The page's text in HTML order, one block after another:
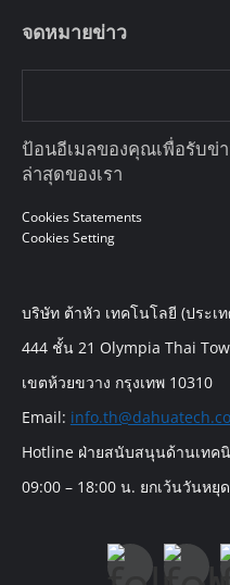
จดหมายข่าว
ป้อนอีเมลของคุณเพื่อรับ
ล่าสุดของเรา
Cookies Statements
Cookies Setting
บริษัท ต้าหัว เทคโนโลยี (ประเ
444 ชั้น 21 Olympia Thai
เขตห้วยขวาง กรุงเทพ 10310
Email:
Hotline ฝ่ายสนับสนุนด้านเทค
09:00 – 18:00 น. ยกเว้นวันหยุ